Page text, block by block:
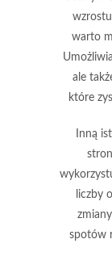
warto
ale
które
Inną
liczby
spotów